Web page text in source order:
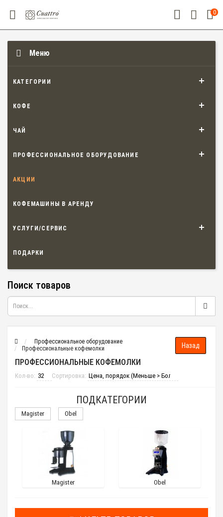
0
Меню
КАТЕГОРИИ
КОФЕ
ЧАЙ
ПРОФЕССИОНАЛЬНОЕ ОБОРУДОВАНИЕ
АКЦИИ
КОФЕМАШИНЫ В АРЕНДУ
УСЛУГИ/СЕРВИС
ПОДАРКИ
Поиск товаров
Профессиональное оборудование
Профессиональные кофемолки
ПРОФЕССИОНАЛЬНЫЕ КОФЕМОЛКИ
Кол-во: Сортировка:
ПОДКАТЕГОРИИ
Magister Obel
Magister Obel